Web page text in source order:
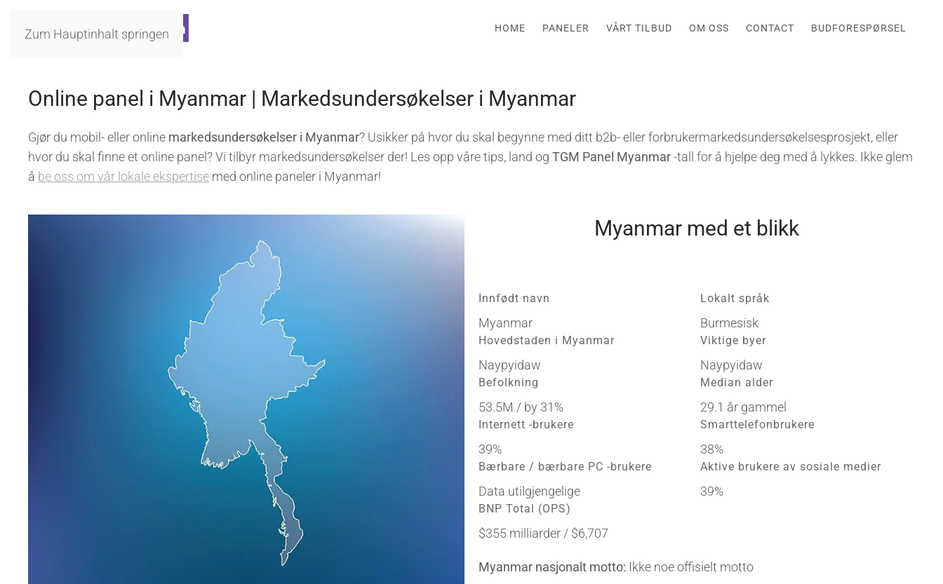
Zum Hauptinhalt springen HOME PANELER VÅRT TILBUD OM OSS CONTACT BUDFORESPØRSEL
Online panel i Myanmar | Markedsundersøkelser i Myanmar
Gjør du mobil- eller online markedsundersøkelser i Myanmar? Usikker på hvor du skal begynne med ditt b2b- eller forbrukermarkedsundersøkelsesprosjekt, eller
hvor du skal finne et online panel? Vi tilbyr markedsundersøkelser der! Les opp våre tips, land og TGM Panel Myanmar-tall for å hjelpe deg med å lykkes. Ikke glem
å be oss om vår lokale ekspertise med online paneler i Myanmar!
Myanmar med et blikk
Innfødt navn
Myanmar
Lokalt språk
Burmesisk
Hovedstaden i Myanmar
Naypyidaw
Viktige byer
Naypyidaw
Befolkning
53.5M / by 31%
Median alder
29.1 år gammel
Internett -brukere
39%
Smarttelefonbrukere
38%
Bærbare / bærbare PC -brukere
Data utilgjengelige
Aktive brukere av sosiale medier
39%
BNP Total (OPS)
$355 milliarder / $6,707
Myanmar nasjonalt motto: Ikke noe offisielt motto